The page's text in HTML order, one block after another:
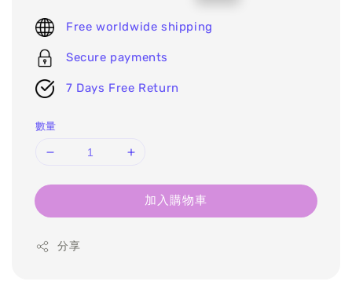
Free worldwide shipping
Secure payments
7 Days Free Return
數量
加入購物車
分享